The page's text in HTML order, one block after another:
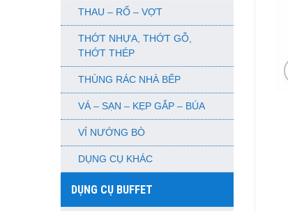
THAU – RỔ – VỢT
THỚT NHỰA, THỚT GỖ,
THỚT THÉP
THÙNG RÁC NHÀ BẾP
VÁ – SẠN – KẸP GẮP – BÚA
VỈ NƯỚNG BÒ
DỤNG CỤ KHÁC
DỤNG CỤ BUFFET